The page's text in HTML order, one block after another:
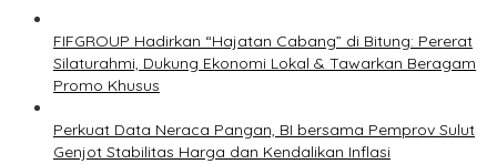
FIFGROUP Hadirkan “Hajatan Cabang” di Bitung: Pererat
Silaturahmi, Dukung Ekonomi Lokal & Tawarkan Beragam
Promo Khusus
Perkuat Data Neraca Pangan, BI bersama Pemprov Sulut
Genjot Stabilitas Harga dan Kendalikan Inflasi